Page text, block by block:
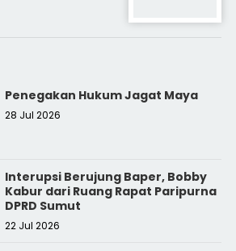
Penegakan Hukum Jagat Maya
28 Jul 2026
Interupsi Berujung Baper, Bobby
Kabur dari Ruang Rapat Paripurna
DPRD Sumut
22 Jul 2026